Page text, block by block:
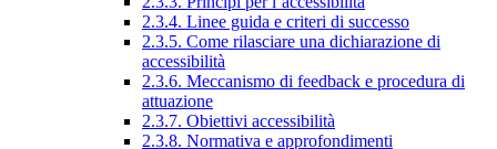
2.3.4. Linee guida e criteri di successo
2.3.5. Come rilasciare una dichiarazione di
accessibilità
2.3.6. Meccanismo di feedback e procedura di
attuazione
2.3.7. Obiettivi accessibilità
2.3.8. Normativa e approfondimenti